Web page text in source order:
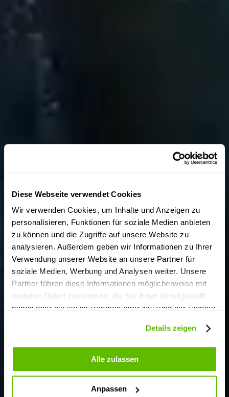
Diese Webseite verwendet Cookies
Wir verwenden Cookies, um Inhalte und Anzeigen zu
personalisieren, Funktionen für soziale Medien anbieten
zu können und die Zugriffe auf unsere Website zu
analysieren. Außerdem geben wir Informationen zu Ihrer
Verwendung unserer Website an unsere Partner für
soziale Medien, Werbung und Analysen weiter. Unsere
Partner führen diese Informationen möglicherweise mit
weiteren Daten zusammen, die Sie ihnen bereitgestellt
haben oder die sie im Rahmen Ihrer Nutzung der Dienste
Details zeigen
Alle zulassen
Anpassen
Beginnen Sie Ihre Reise mit uns.